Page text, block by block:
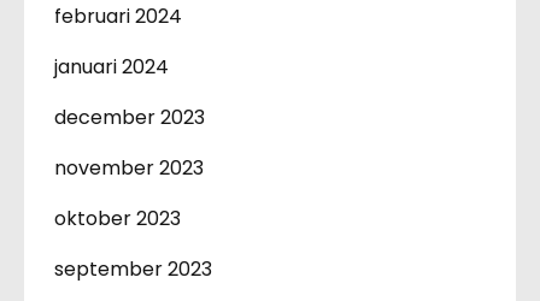
februari 2024
januari 2024
december 2023
november 2023
oktober 2023
september 2023